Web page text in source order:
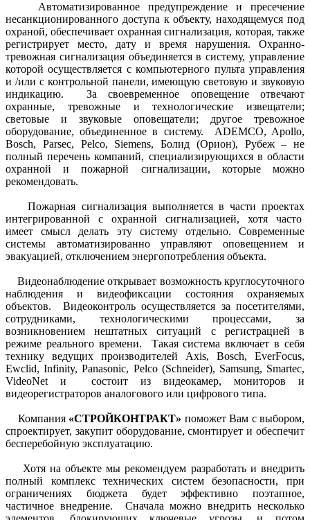
Автоматизированное предупреждение и пресечение
несанкционированного доступа к объекту, находящемуся под
охраной, обеспечивает охранная сигнализация, которая, также
регистрирует место, дату и время нарушения. Охранно-
тревожная сигнализация объединяется в систему, управление
которой осуществляется с компьютерного пульта управления
и /или с контрольной панели, имеющую световую и звуковую
индикацию. За своевременное оповещение отвечают
охранные, тревожные и технологические извещатели;
световые и звуковые оповещатели; другое тревожное
оборудование, объединенное в систему. ADEMCO, Apollo,
Bosch, Parsec, Pelco, Siemens, Болид (Орион), Рубеж – не
полный перечень компаний, специализирующихся в области
охранной и пожарной сигнализации, которые можно
рекомендовать.
Пожарная сигнализация выполняется в части проектах
интегрированной с охранной сигнализацией, хотя часто
имеет смысл делать эту систему отдельно. Современные
системы автоматизированно управляют оповещением и
эвакуацией, отключением энергопотребления объекта.
Видеонаблюдение открывает возможность круглосуточного
наблюдения и видеофиксации состояния охраняемых
объектов. Видеоконтроль осуществляется за посетителями,
сотрудниками, технологическими процессами, за
возникновением нештатных ситуаций с регистрацией в
режиме реального времени. Такая система включает в себя
технику ведущих производителей Axis, Bosch, EverFocus,
Ewclid, Infinity, Panasonic, Pelco (Schneider), Samsung, Smartec,
VideoNet и состоит из видеокамер, мониторов и
видеорегистраторов аналогового или цифрового типа.
Компания«СТРОЙКОНТРАКТ» поможет Вам с выбором,
спроектирует, закупит оборудование, смонтирует и обеспечит
бесперебойную эксплуатацию.
Хотя на объекте мы рекомендуем разработать и внедрить
полный комплекс технических систем безопасности, при
ограничениях бюджета будет эффективно поэтапное,
частичное внедрение. Сначала можно внедрить несколько